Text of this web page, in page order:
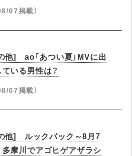
07掲載）
他] ao「あつい夏」MVに出
いる男性は？
07掲載）
他] ルックバック～8月7
摩川でアゴヒゲアザラシ